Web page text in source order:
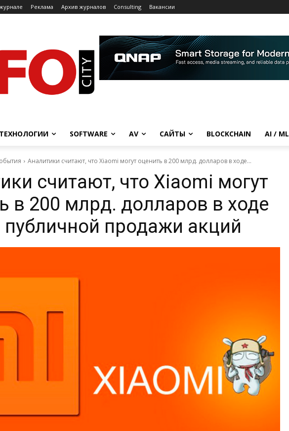
Реклама Архив журналов Consulting Вакансии
ТЕХНОЛОГИИ SOFTWARE AV САЙТЫ BLOCKCHAIN AI / ML
Аналитики считают, что Xiaomi могут оценить в 200 млрд. долларов в ходе...
считают, что Xiaomi могут
в 200 млрд. долларов в ходе
публичной продажи акций